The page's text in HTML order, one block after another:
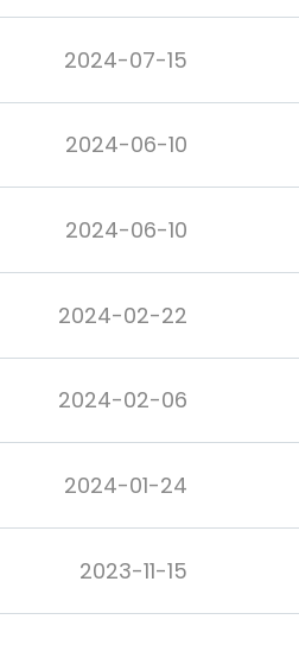
2024-07-15
2024-06-10
2024-06-10
2024-02-22
2024-02-06
2024-01-24
2023-11-15